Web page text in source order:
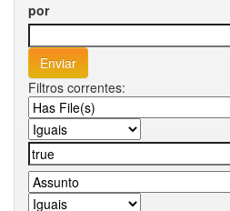
por
Filtros correntes: